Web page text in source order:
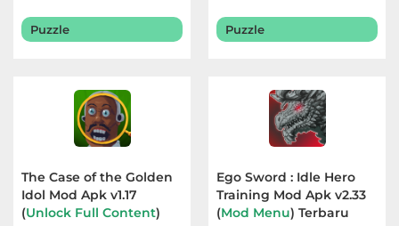
Puzzle Puzzle
The Case of the Golden
Idol Mod Apk v1.17
(Unlock Full Content)
Ego Sword : Idle Hero
Training Mod Apk v2.33
(Mod Menu) Terbaru